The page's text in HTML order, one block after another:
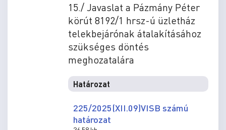
15./ Javaslat a Pázmány Péter
körút 8192/1 hrsz-ú üzletház
telekbejárónak átalakításához
szükséges döntés
meghozatalára
Határozat
225/2025(XII.09)VISB számú
határozat